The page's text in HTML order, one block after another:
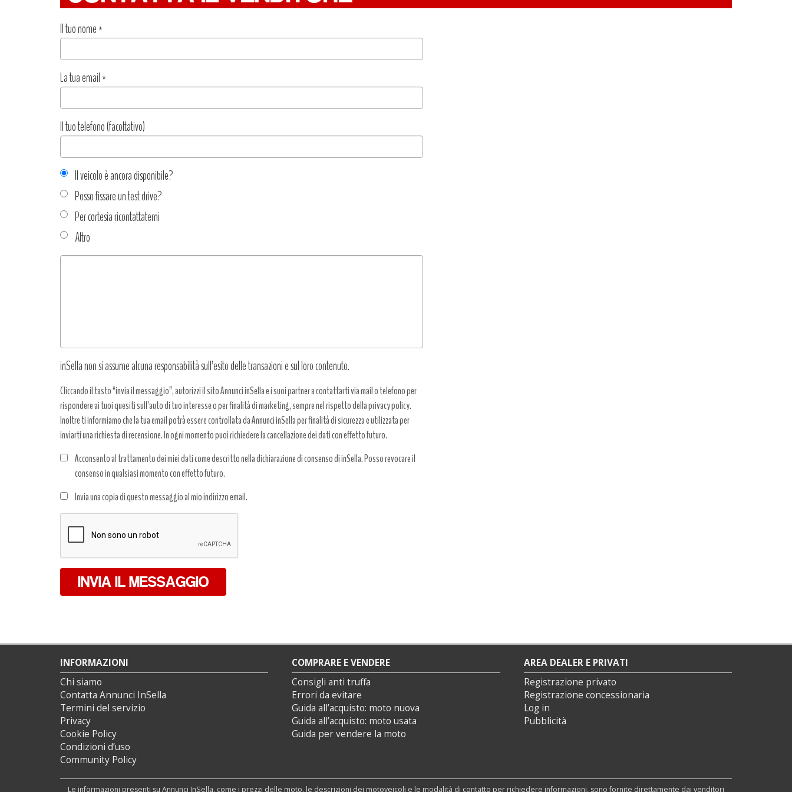
Il tuo nome*
La tua email*
Il tuo telefono (facoltativo)
Il veicolo è ancora disponibile?
Posso fissare un test drive?
Per cortesia ricontattatemi
Altro
Tipo
inSella non si assume alcuna responsabilità sull’esito delle transazioni e sul loro contenuto.
Cliccando il tasto “invia il messaggio”, autorizzi il sito Annunci inSella e i suoi partner a contattarti via mail o telefono per
rispondere ai tuoi quesiti sull’auto di tuo interesse o per finalità di marketing, sempre nel rispetto della privacy policy.
Inoltre ti informiamo che la tua email potrà essere controllata da Annunci inSella per finalità di sicurezza e utilizzata per
inviarti una richiesta di recensione. In ogni momento puoi richiedere la cancellazione dei dati con effetto futuro.
Acconsento al trattamento dei miei dati come descritto nella dichiarazione di consenso di inSella. Posso revocare il
consenso in qualsiasi momento con effetto futuro.
dati
*
Invia una copia di questo messaggio al mio indirizzo email.
INVIA IL MESSAGGIO
INFORMAZIONI
Chi siamo
Contatta Annunci InSella
Termini del servizio
Privacy
Cookie Policy
Condizioni d’uso
Community Policy
COMPRARE E VENDERE
Consigli anti truffa
Errori da evitare
Guida all’acquisto: moto nuova
Guida all’acquisto: moto usata
Guida per vendere la moto
AREA DEALER E PRIVATI
Registrazione privato
Registrazione concessionaria
Log in
Pubblicità
Le informazioni presenti su Annunci InSella, come i prezzi delle moto, le descrizioni dei motoveicoli e le modalità di contatto per richiedere informazioni, sono fornite direttamente dai venditori